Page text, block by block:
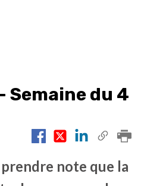
Semaine du 4
note que la